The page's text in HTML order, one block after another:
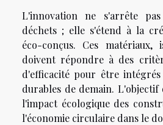
L'innovation ne s'arrête
déchets ; elle s'étend à la
éco-conçus. Ces matériaux,
doivent répondre à des
d'efficacité pour être
durables de demain.
l'impact écologique des
l'économie circulaire dans le